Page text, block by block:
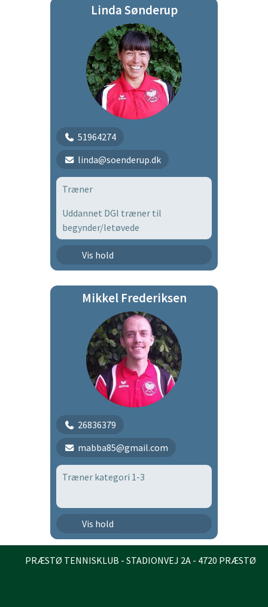
Linda Sønderup
51964274
linda@soenderup.dk
Træner
Uddannet DGI træner til
begynder/letøvede
Vis hold
Senior efterår 2026
Mikkel Frederiksen
26836379
mabba85@gmail.com
Træner kategori 1-3
Vis hold
Junior efterår 2026
PRÆSTØ TENNISKLUB - STADIONVEJ 2A - 4720 PRÆSTØ